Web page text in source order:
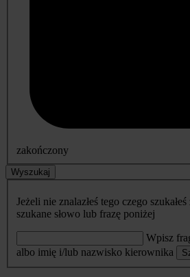
zakończony
Wyszukaj
Jeżeli nie znalazłeś tego czego
szukane słowo lub frazę poniżej
Wpisz
albo imię i/lub nazwisko kierownika